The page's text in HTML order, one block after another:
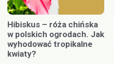
Hibiskus – róża chińska
w polskich ogrodach. Jak
wyhodować tropikalne
kwiaty?